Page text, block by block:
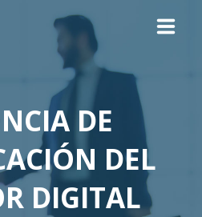
DE
DEL
DIGITAL